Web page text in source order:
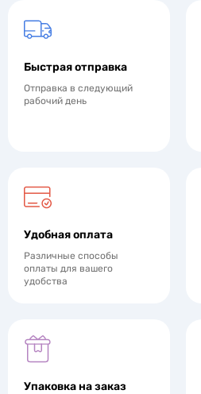
Быстрая отправка
Отправка в следующий
рабочий день
Удобная оплата
Различные способы
оплаты для вашего
удобства
Упаковка на заказ